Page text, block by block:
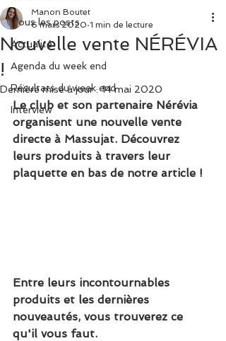
Tous les posts
Actualité
Agenda du week end
Résultats du week end
Interview
Nouvelle vente NÉRÉVIA
!
Manon Boutet
6 mars 2020 1 min de lecture
Dernière mise à jour :14 mai 2020
Le club et son partenaire Nérévia
organisent une nouvelle vente
directe à Massujat. Découvrez
leurs produits à travers leur
plaquette en bas de notre article !
Entre leurs incontournables
produits et les dernières
nouveautés, vous trouverez ce
qu'il vous faut.